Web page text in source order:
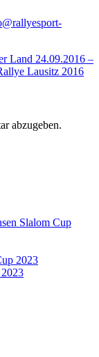
Land 24.09.2016 –
Lausitz 2016
abzugeben.
Slalom Cup
2023